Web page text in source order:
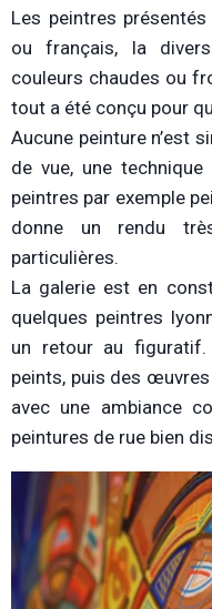
Les peintres
ou français, la
couleurs chaudes ou
tout a été conçu pour
Aucune peinture n’est
de vue, une
peintres par exemple
donne un rendu
particulières.
La galerie est en
quelques peintres
un retour au
peints, puis des
avec une ambiance
peintures de rue bien